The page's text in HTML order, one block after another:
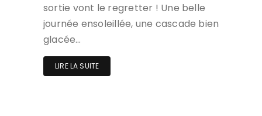
sortie vont le regretter ! Une belle
journée ensoleillée, une cascade bien
glacée…
LIRE LA SUITE